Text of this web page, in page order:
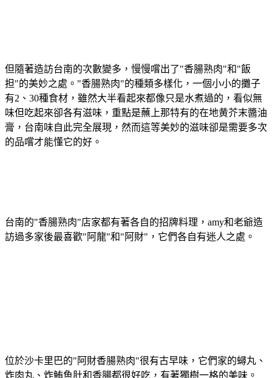
但隨著造訪台南的次數變多，慢慢嚐出了"香腸熟肉"和"飯
担"的美妙之處。"香腸熟肉"的種類多樣化，一個小小的攤子
有2、30種食材，雖然大半看起來都像只是水煮過的，看似無
味但吃起來卻各有滋味，重點是蘸上那特有的在地黄芥末醬油
膏，台南味自此完全展現，然而這等美妙的滋味卻是需要多次
的品嚐才能懂它的好。
台南的"香腸熟肉"店家都有著各自的招牌料理，amy和老爺造
訪過多家後最喜歡"阿龍"和"阿財"，它們各自有迷人之處。
位於沙卡里巴的"阿財香腸熟肉"很有古早味，它們家的蟳丸、
炸肉丸、炸鮪魚肚和香腸都很好吃，有著獨樹一格的美味。